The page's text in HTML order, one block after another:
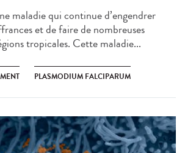
maladie qui continue d’engendrer
et de faire de nombreuses
tropicales. Cette maladie...
PLASMODIUM FALCIPARUM